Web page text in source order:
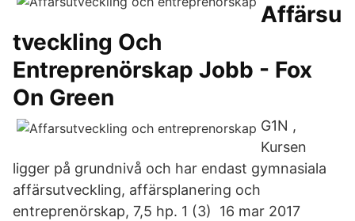
Affärsu
tveckling Och
Entreprenörskap Jobb - Fox
On Green
G1N ,
Kursen
ligger på grundnivå och har endast gymnasiala
affärsutveckling, affärsplanering och
entreprenörskap, 7,5 hp. 1 (3) 16 mar 2017